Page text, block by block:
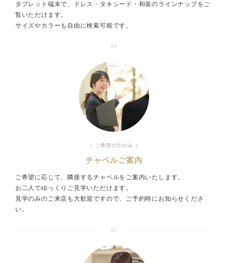
タブレット端末で、ドレス・タキシード・和装のラインナップをご
覧いただけます。
サイズやカラーも自由に検索可能です。
04
［ ご希望の方のみ ］
チャペルご案内
ご希望に応じて、隣接するチャペルをご案内いたします。
お二人でゆっくりご見学いただけます。
見学のみのご来店も大歓迎ですので、ご予約時にお知らせくださ
い。
05